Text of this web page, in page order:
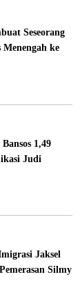
Seseorang
ke
1,49
Judi
Jaksel
Silmy